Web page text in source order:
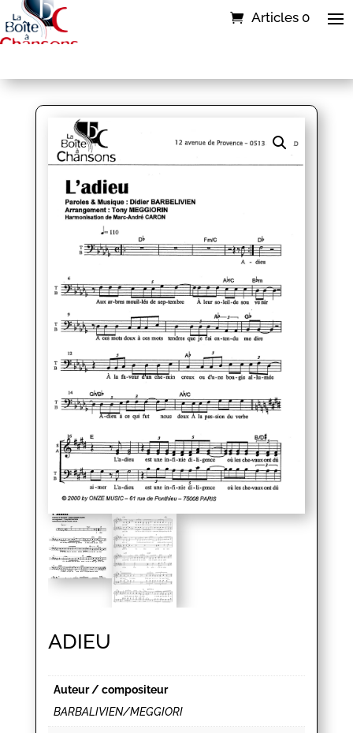
Articles 0
ADIEU
Auteur / compositeur
BARBALIVIEN/MEGGIORI